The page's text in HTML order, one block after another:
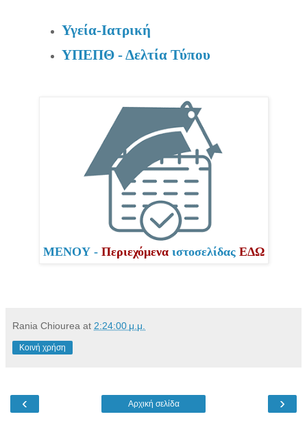
Υγεία-Ιατρική
ΥΠΕΠΘ - Δελτία Τύπου
ΜΕΝΟΥ - ΠεριεχόμεναιστοσελίδαςΕΔΩ
Rania Chiourea at 2:24:00 μ.μ.
Κοινή χρήση
‹ ›
Αρχική σελίδα